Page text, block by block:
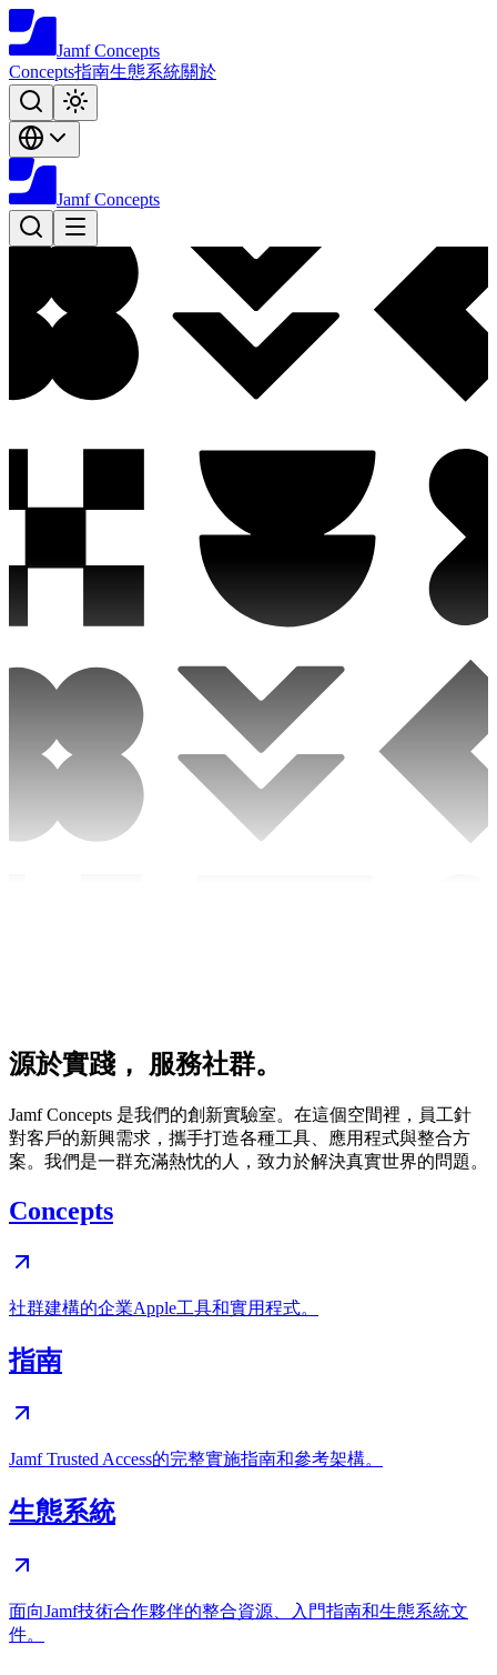
Jamf Concepts
Concepts指南生態系統關於
Jamf Concepts
源於實踐， 服務社群。
Jamf Concepts 是我們的創新實驗室。在這個空間裡，員工針
對客戶的新興需求，攜手打造各種工具、應用程式與整合方
案。我們是一群充滿熱忱的人，致力於解決真實世界的問題。
Concepts
社群建構的企業Apple工具和實用程式。
指南
Jamf Trusted Access的完整實施指南和參考架構。
生態系統
面向Jamf技術合作夥伴的整合資源、入門指南和生態系統文
件。